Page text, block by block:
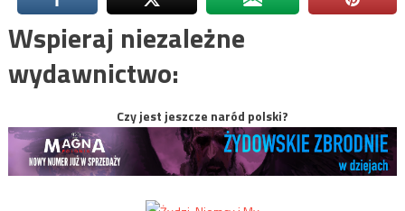
Wspieraj niezależne
wydawnictwo:
Czy jest jeszcze naród polski?